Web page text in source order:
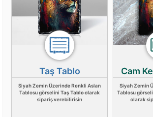
Taş Tablo
Siyah Zemin Üzerinde Renkli Aslan
Tablosu görselini Taş Tabloolarak
sipariş verebilirisin
Cam
Siyah Zemin
Tablosu
olarak